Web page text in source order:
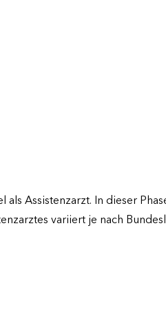
Assistenzarzt. In dieser
variiert je nach